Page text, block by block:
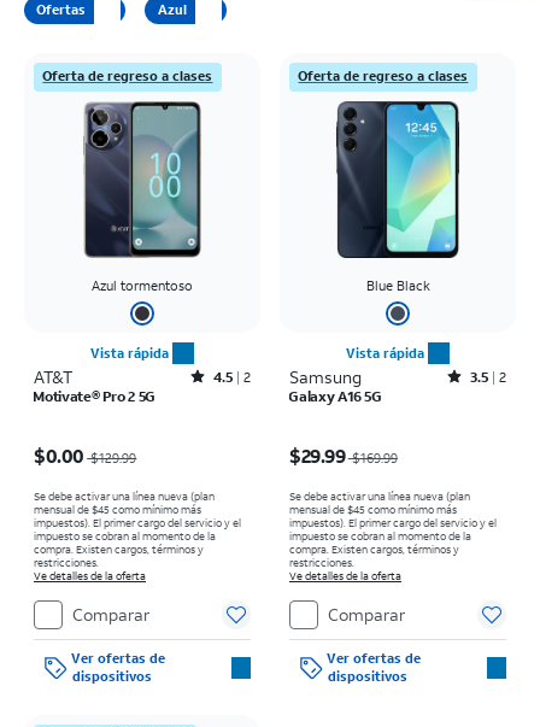
Ofertas Azul
Oferta de regreso a clases
Azul tormentoso
Vista rápida
AT&T Rated4.5out of 5 stars with2reviews
4.5 2
Motivate® Pro 2 5G
$0.00 $129.99
Se debe activar una línea nueva (plan
mensual de $45 como mínimo más
impuestos). El primer cargo del servicio y el
impuesto se cobran al momento de la
compra. Existen cargos, términos y
restricciones.
Ve detalles de la oferta
Comparar
Ver ofertas de
dispositivos
Oferta de regreso a clases
Blue Black
Vista rápida
Samsung Rated3.5out of 5 stars with2reviews
3.5 2
Galaxy A16 5G
$29.99$169.99
Se debe activar una línea nueva (plan
mensual de $45 como mínimo más
impuestos). El primer cargo del servicio y el
impuesto se cobran al momento de la
compra. Existen cargos, términos y
restricciones.
Ve detalles de la oferta
Comparar
Ver ofertas de
dispositivos